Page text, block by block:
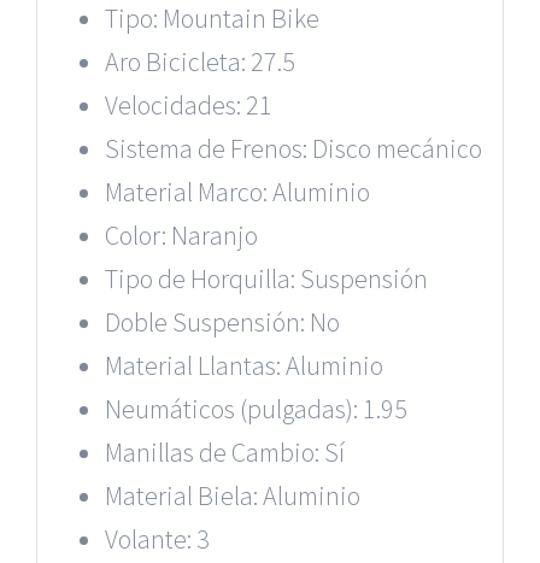
Tipo: Mountain Bike
Aro Bicicleta: 27.5
Velocidades: 21
Sistema de Frenos: Disco mecánico
Material Marco: Aluminio
Color: Naranjo
Tipo de Horquilla: Suspensión
Doble Suspensión: No
Material Llantas: Aluminio
Neumáticos (pulgadas): 1.95
Manillas de Cambio: Sí
Material Biela: Aluminio
Volante: 3